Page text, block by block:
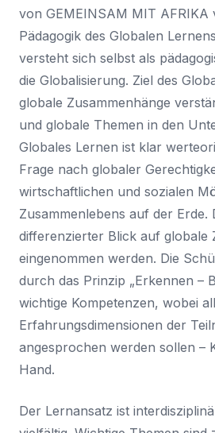
von GEMEINSAM MIT
Pädagogik des Globalen
versteht sich selbst als
die Globalisierung. Ziel des
globale Zusammenhänge
und globale Themen in den
Globales Lernen ist klar
Frage nach globaler
wirtschaftlichen und sozialen
Zusammenlebens auf der Erde.
differenzierter Blick auf globale
eingenommen werden. Die
durch das Prinzip „Erkennen –
wichtige Kompetenzen, wobei
Erfahrungsdimensionen der
angesprochen werden sollen –
Hand.
Der Lernansatz ist